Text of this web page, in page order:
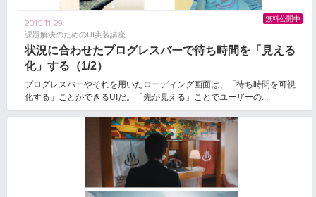
2015.11.29
課題解決のためのUI実装講座
状況に合わせたプログレスバーで待ち時間を「見える
化」する（1/2）
プログレスバーやそれを用いたローディング画面は、「待ち時間を可視
化する」ことができるUIだ。「先が見える」ことでユーザーの...
無料公開中